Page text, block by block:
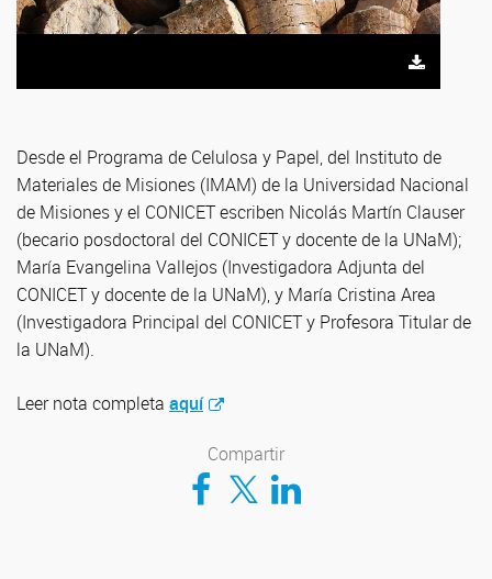
Desde el Programa de Celulosa y Papel, del Instituto de
Materiales de Misiones (IMAM) de la Universidad Nacional
de Misiones y el CONICET escriben Nicolás Martín Clauser
(becario posdoctoral del CONICET y docente de la UNaM);
María Evangelina Vallejos (Investigadora Adjunta del
CONICET y docente de la UNaM), y María Cristina Area
(Investigadora Principal del CONICET y Profesora Titular de
la UNaM).
Leer nota completa aquí
Compartir
Compartir en Facebook Compartir en Twitter Compartir en LinkedIn